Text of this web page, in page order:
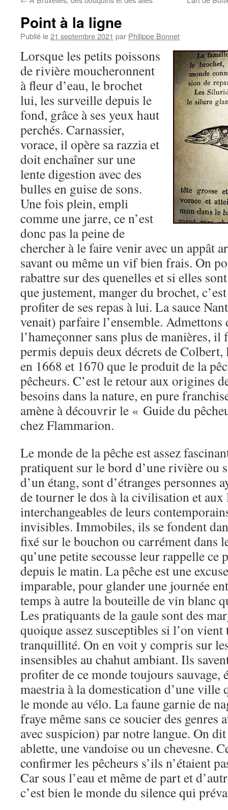
Point à la ligne
Publié le21 septembre 2021 par Philippe Bonnet
Lorsque les petits poissons
de rivière moucheronnent
à fleur d’eau, le brochet
lui, les surveille depuis le
fond, grâce à ses yeux haut
perchés. Carnassier,
vorace, il opère sa razzia et
doit enchaîner sur une
lente digestion avec des
bulles en guise de sons.
Une fois plein, empli
comme une jarre, ce n’est
donc pas la peine de
chercher à le faire venir avec un appât
savant ou même un vif bien frais. On
rabattre sur des quenelles et si elles
que justement, manger du brochet,
profiter de ses repas à lui. La sauce
venait) parfaire l’ensemble. Admettons
l’hameçonner sans plus de manières, il
permis depuis deux décrets de
en 1668 et 1670 que le produit de la
pêcheurs. C’est le retour aux origines
besoins dans la nature, en pure
amène à découvrir le « Guide du
chez Flammarion.
Le monde de la pêche est assez
pratiquent sur le bord d’une rivière ou
d’un étang, sont d’étranges personnes
de tourner le dos à la civilisation et aux
interchangeables de leurs
invisibles. Immobiles, ils se fondent
fixé sur le bouchon ou carrément dans
qu’une petite secousse leur rappelle ce
depuis le matin. La pêche est une
imparable, pour glander une journée
temps à autre la bouteille de vin blanc
Les pratiquants de la gaule sont des
quoique assez susceptibles si l’on
tranquillité. On en voit y compris sur
insensibles au chahut ambiant. Ils
profiter de ce monde toujours sauvage,
maestria à la domestication d’une
le monde au vélo. La faune garnie de
fraye même sans ce soucier des genres
avec suspicion) par notre langue. On
ablette, une vandoise ou un chevesne.
confirmer les pêcheurs s’ils n’étaient
Car sous l’eau et même de part et
c’est bien le monde du silence qui